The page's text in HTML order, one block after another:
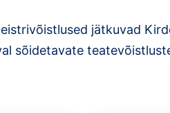
jätkuvad
sõidetavate